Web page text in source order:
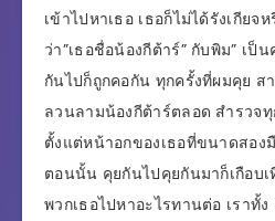
เข้าไปหาเธอ เธอก็ไม่ได้รังเกียจ
ว่า”เธอชื่อน้องกีต้าร์” กับพิม” เป็
กันไปก็ถูกคอกัน ทุกครั้งที่ผมคุย ส
ลวนลามน้องกีต้าร์ตลอด สำรวจ
ตั้งแต่หน้าอกของเธอที่ขนาดสอง
ตอนนั้น คุยกันไปคุยกันมาก็เกือบ
พวกเธอไปหาอะไรทานต่อ เราทั้